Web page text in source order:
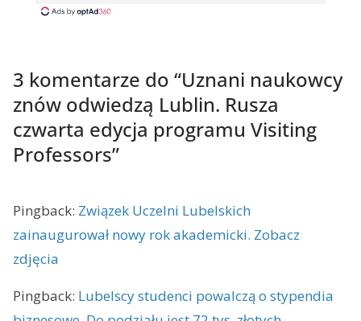
3 komentarze do “Uznani naukowcy
znów odwiedzą Lublin. Rusza
czwarta edycja programu Visiting
Professors”
Pingback: Związek Uczelni Lubelskich
zainaugurował nowy rok akademicki. Zobacz
zdjęcia
Pingback: Lubelscy studenci powalczą o stypendia